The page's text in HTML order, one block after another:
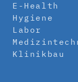
E-Health
Hygiene
Labor
Klinikbau